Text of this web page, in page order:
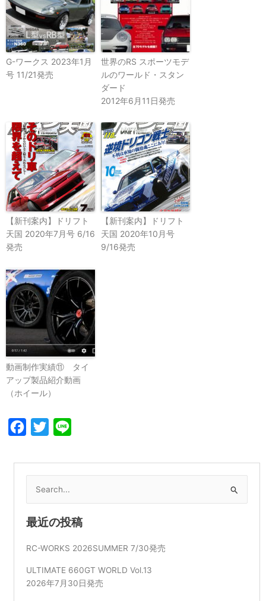
G-ワークス 2023年1月
号 11/21発売
世界のRS スポーツモデ
ルのワールド・スタン
ダード
2012年6月11日発売
【新刊案内】ドリフト
天国 2020年7月号 6/16
発売
【新刊案内】ドリフト
天国 2020年10月号
9/16発売
動画制作実績⑪ タイ
アップ製品紹介動画
（ホイール）
Facebook
Twitter
索
対
象:
最近の投稿
RC-WORKS 2026SUMMER 7/30発売
ULTIMATE 660GT WORLD Vol.13
2026年7月30日発売